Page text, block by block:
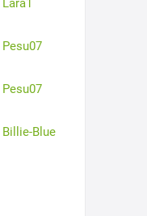
Lara1
Pesu07
Pesu07
Billie-Blue